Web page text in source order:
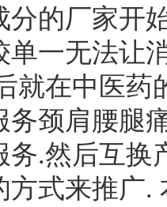
分的厂家开
单一无法让
就在中医药
务颈肩腰腿
务.然后互换
方式来推广.